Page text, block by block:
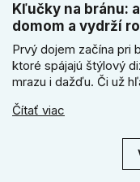
Kľučky na bránu:
domom a vydrží
Prvý dojem začína pri
ktoré spájajú štýlový
mrazu i dažďu. Či už
vydrží roky.
Čítať viac